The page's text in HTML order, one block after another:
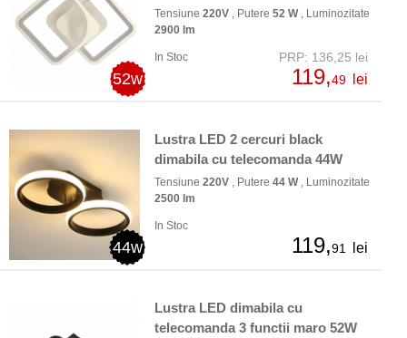
52w
Tensiune 220V , Putere 52 W, Luminozitate
2900 lm
In Stoc PRP: 136,25 lei
119,49 lei
44w
Lustra LED 2 cercuri black
dimabila cu telecomanda 44W
Tensiune 220V , Putere 44 W, Luminozitate
2500 lm
In Stoc
119,91 lei
Lustra LED dimabila cu
telecomanda 3 functii maro 52W